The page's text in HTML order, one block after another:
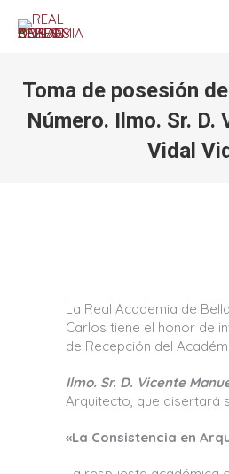
Toma de posesión
Número. Ilmo. Sr. D.
Vidal
La Real Academia de
Carlos tiene el honor de
de Recepción del
Ilmo. Sr. D. Vicente
Arquitecto, que disertará
«La Consistencia en